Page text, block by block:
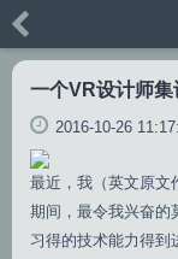
一个VR设计师
2016-10-26
最近，我（英文原文
期间，最令我兴奋的
习得的技术能力得到